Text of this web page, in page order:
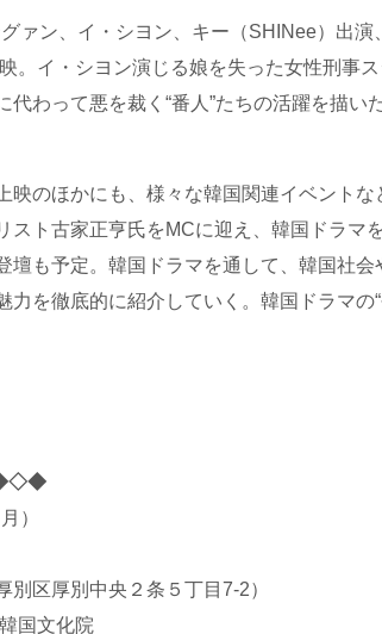
ァン、イ・シヨン、キー（SHINee）出演、
映。イ・シヨン演じる娘を失った女性刑事
代わって悪を裁く“番人”たちの活躍を描い
映のほかにも、様々な韓国関連イベント
スト古家正亨氏をMCに迎え、韓国ドラマ
壇も予定。韓国ドラマを通して、韓国社
力を徹底的に紹介していく。韓国ドラマの
）
厚別中央２条５丁目7-2）
韓国文化院